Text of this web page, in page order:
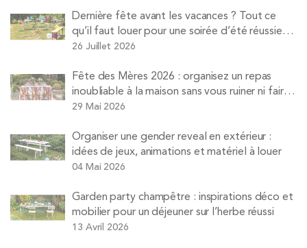
Dernière fête avant les vacances ? Tout ce
qu’il faut louer pour une soirée d’été réussie
avec Pops
26 Juillet 2026
Fête des Mères 2026 : organisez un repas
inoubliable à la maison sans vous ruiner ni faire
la vaisselle
29 Mai 2026
Organiser une gender reveal en extérieur :
idées de jeux, animations et matériel à louer
04 Mai 2026
Garden party champêtre : inspirations déco et
mobilier pour un déjeuner sur l’herbe réussi
13 Avril 2026